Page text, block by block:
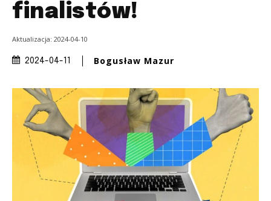
finalistów!
Aktualizacja: 2024-04-10
2024-04-11 Bogusław Mazur